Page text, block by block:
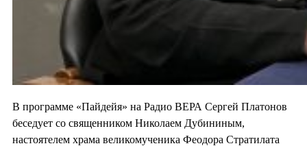
В программе «Пайдейя» на Радио ВЕРА Сергей Платонов
беседует со священником Николаем Дубининым,
настоятелем храма великомученика Феодора Стратилата